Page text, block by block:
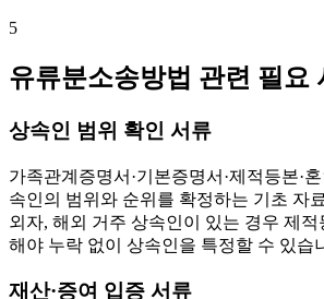
5
유류분소송방법 관련 필요
상속인 범위 확인 서류
가족관계증명서·기본증명서·제적등본·
속인의 범위와 순위를 확정하는 기초 자
외자, 해외 거주 상속인이 있는 경우 제
해야 누락 없이 상속인을 특정할 수 있습
재산·증여 입증 서류